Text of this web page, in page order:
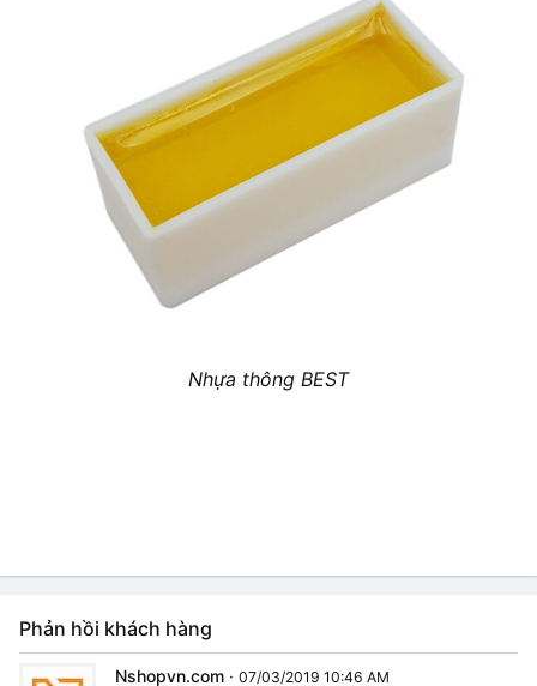
Nhựa thông BEST
Phản hồi khách hàng
Nshopvn.com · 07/03/2019 10:46 AM